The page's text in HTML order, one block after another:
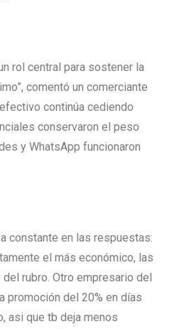
rol central para sostener la
comentó un comerciante
continúa cediendo
conservaron el peso
y WhatsApp funcionaron
constante en las respuestas:
el más económico, las
rubro. Otro empresario del
promoción del 20% en días
asi que tb deja menos